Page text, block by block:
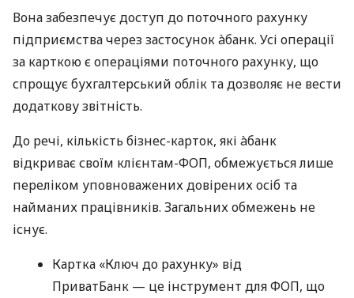
Вона забезпечує доступ до поточного рахунку
підприємства через застосунок àбанк. Усі операції
за карткою є операціями поточного рахунку, що
спрощує бухгалтерський облік та дозволяє не вести
додаткову звітність.
До речі, кількість бізнес-карток, які àбанк
відкриває своїм клієнтам-ФОП, обмежується лише
переліком уповноважених довірених осіб та
найманих працівників. Загальних обмежень не
існує.
Картка «Ключ до рахунку» від
ПриватБанк — це інструмент для ФОП, що